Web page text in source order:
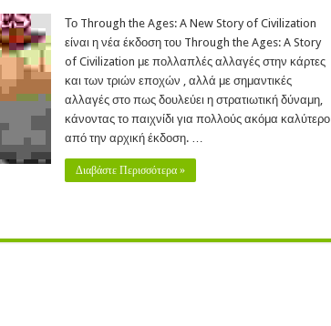
Το Through the Ages: A New Story of Civilization
είναι η νέα έκδοση του Through the Ages: A Story
of Civilization με πολλαπλές αλλαγές στην κάρτες
και των τριών εποχών , αλλά με σημαντικές
αλλαγές στο πως δουλεύει η στρατιωτική δύναμη,
κάνοντας το παιχνίδι για πολλούς ακόμα καλύτερο
από την αρχική έκδοση. …
Διαβάστε Περισσότερα »